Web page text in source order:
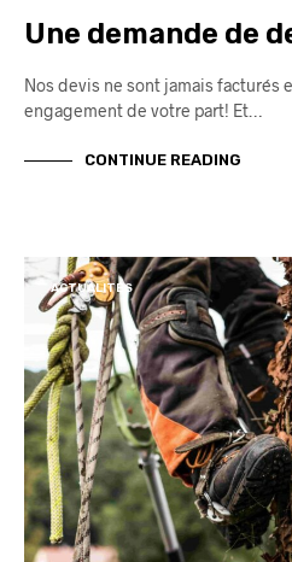
Une demande de
Nos devis ne sont jamais facturés
engagement de votre part! Et…
CONTINUE READING
ACTUALITÉS